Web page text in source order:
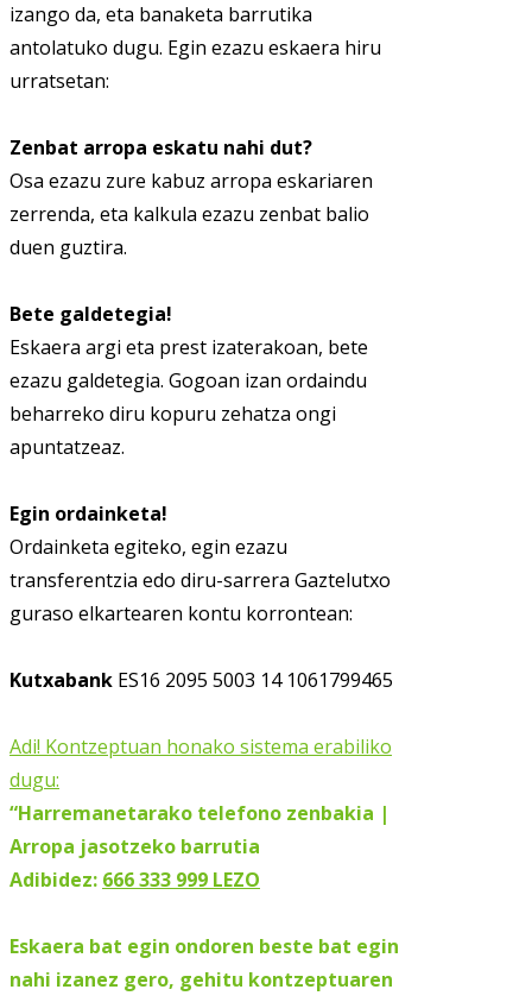
izango da, eta banaketa barrutika
antolatuko dugu. Egin ezazu eskaera hiru
urratsetan:
Zenbat arropa eskatu nahi dut?
Osa ezazu zure kabuz arropa eskariaren
zerrenda, eta kalkula ezazu zenbat balio
duen guztira.
Bete galdetegia!
Eskaera argi eta prest izaterakoan, bete
ezazu galdetegia. Gogoan izan ordaindu
beharreko diru kopuru zehatza ongi
apuntatzeaz.
Egin ordainketa!
Ordainketa egiteko, egin ezazu
transferentzia edo diru-sarrera Gaztelutxo
guraso elkartearen kontu korrontean:
Kutxabank ES16 2095 5003 14 1061799465
Adi! Kontzeptuan honako sistema erabiliko
dugu:
“Harremanetarako telefono zenbakia |
Arropa jasotzeko barrutia
Adibidez: 666 333 999 LEZO
Eskaera bat egin ondoren beste bat egin
nahi izanez gero, gehitu kontzeptuaren